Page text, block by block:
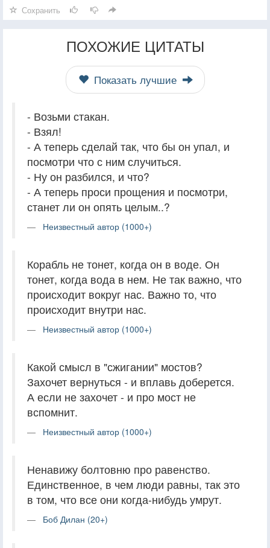
Сохранить
ПОХОЖИЕ ЦИТАТЫ
Показать лучшие
- Возьми стакан.
- Взял!
- А теперь сделай так, что бы он упал, и
посмотри что с ним случиться.
- Ну он разбился, и что?
- А теперь проси прощения и посмотри,
станет ли он опять целым..?
Неизвестный автор (1000+)
Корабль не тонет, когда он в воде. Он
тонет, когда вода в нем. Не так важно, что
происходит вокруг нас. Важно то, что
происходит внутри нас.
Неизвестный автор (1000+)
Какой смысл в "сжигании" мостов?
Захочет вернуться - и вплавь доберется.
А если не захочет - и про мост не
вспомнит.
Неизвестный автор (1000+)
Ненавижу болтовню про равенство.
Единственное, в чем люди равны, так это
в том, что все они когда-нибудь умрут.
Боб Дилан (20+)